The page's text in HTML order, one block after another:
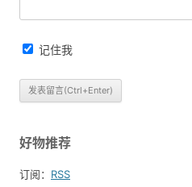
记住我
好物推荐
订阅： RSS